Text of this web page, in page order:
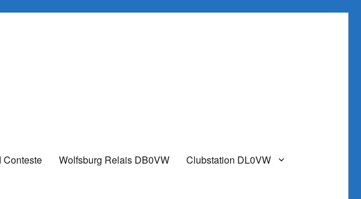
Conteste Wolfsburg Relais DB0VW
Clubstation DL0VW